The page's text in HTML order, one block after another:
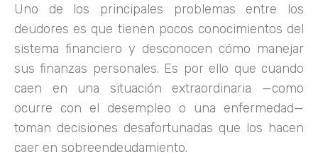
Uno de los principales problemas entre los
deudores es que tienen pocos conocimientos del
sistema financiero y desconocen cómo manejar
sus finanzas personales. Es por ello que cuando
caen en una situación extraordinaria —como
ocurre con el desempleo o una enfermedad—
toman decisiones desafortunadas que los hacen
caer en sobreendeudamiento.